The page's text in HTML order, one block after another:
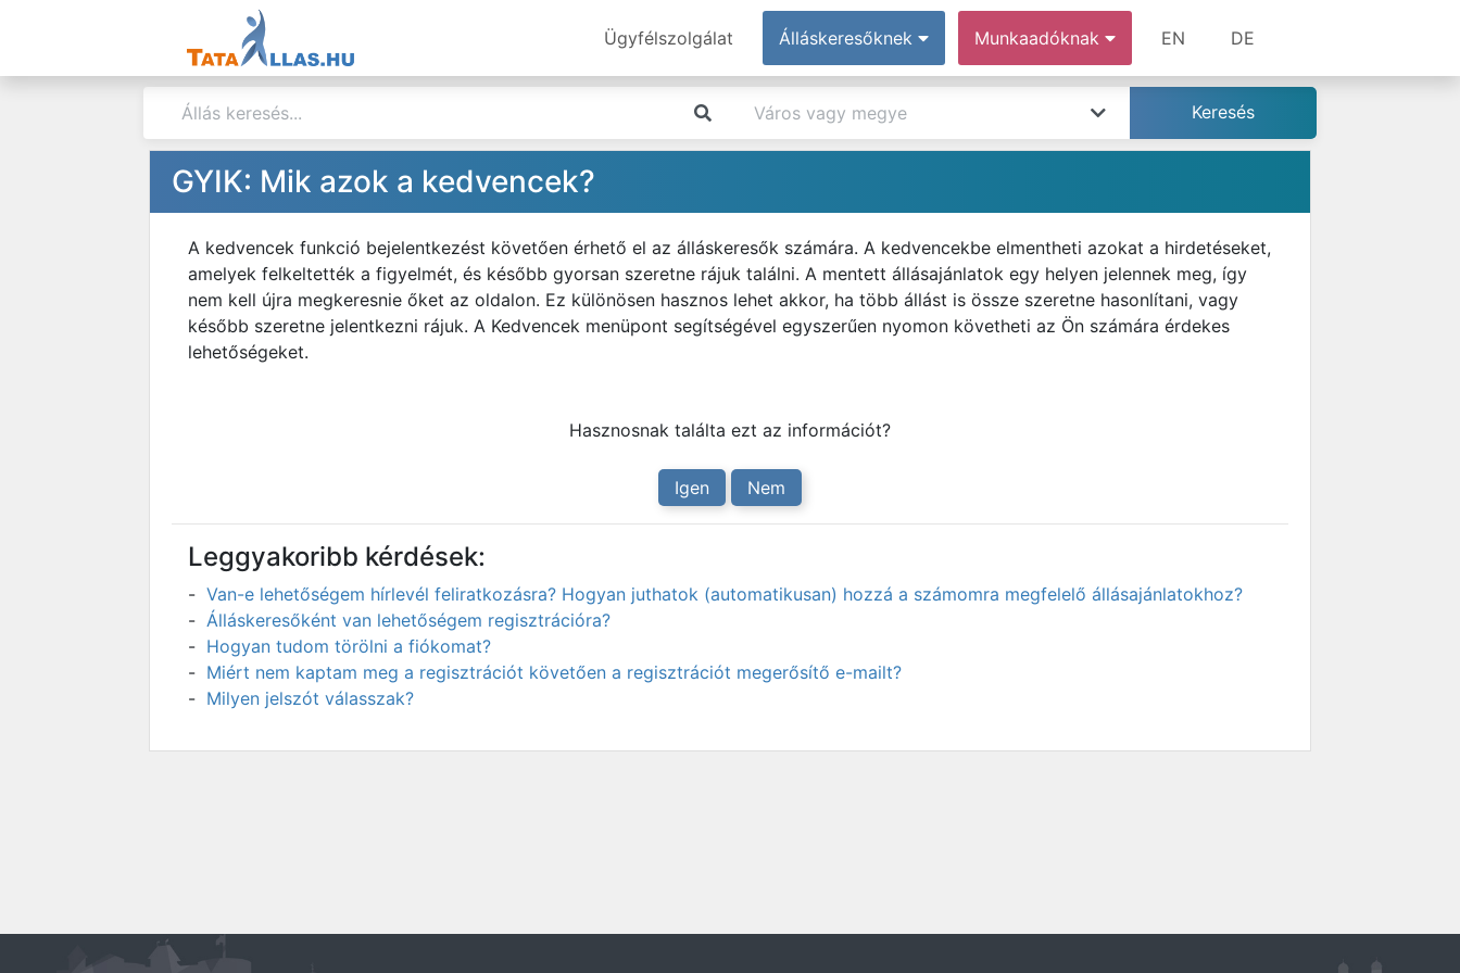
Ügyfélszolgálat Álláskeresőknek Munkaadóknak EN DE
GYIK: Mik azok a kedvencek?
A kedvencek funkció bejelentkezést követően érhető el az álláskeresők számára. A kedvencekbe elmentheti azokat a hirdetéseket,
amelyek felkeltették a figyelmét, és később gyorsan szeretne rájuk találni. A mentett állásajánlatok egy helyen jelennek meg, így
nem kell újra megkeresnie őket az oldalon. Ez különösen hasznos lehet akkor, ha több állást is össze szeretne hasonlítani, vagy
később szeretne jelentkezni rájuk. A Kedvencek menüpont segítségével egyszerűen nyomon követheti az Ön számára érdekes
lehetőségeket.
Hasznosnak találta ezt az információt?
Igen Nem
Leggyakoribb kérdések:
Van-e lehetőségem hírlevél feliratkozásra? Hogyan juthatok (automatikusan) hozzá a számomra megfelelő állásajánlatokhoz?
Álláskeresőként van lehetőségem regisztrációra?
Hogyan tudom törölni a fiókomat?
Miért nem kaptam meg a regisztrációt követően a regisztrációt megerősítő e-mailt?
Milyen jelszót válasszak?